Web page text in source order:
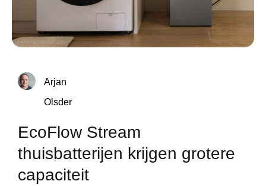
Arjan
Olsder
EcoFlow Stream
thuisbatterijen krijgen grotere
capaciteit